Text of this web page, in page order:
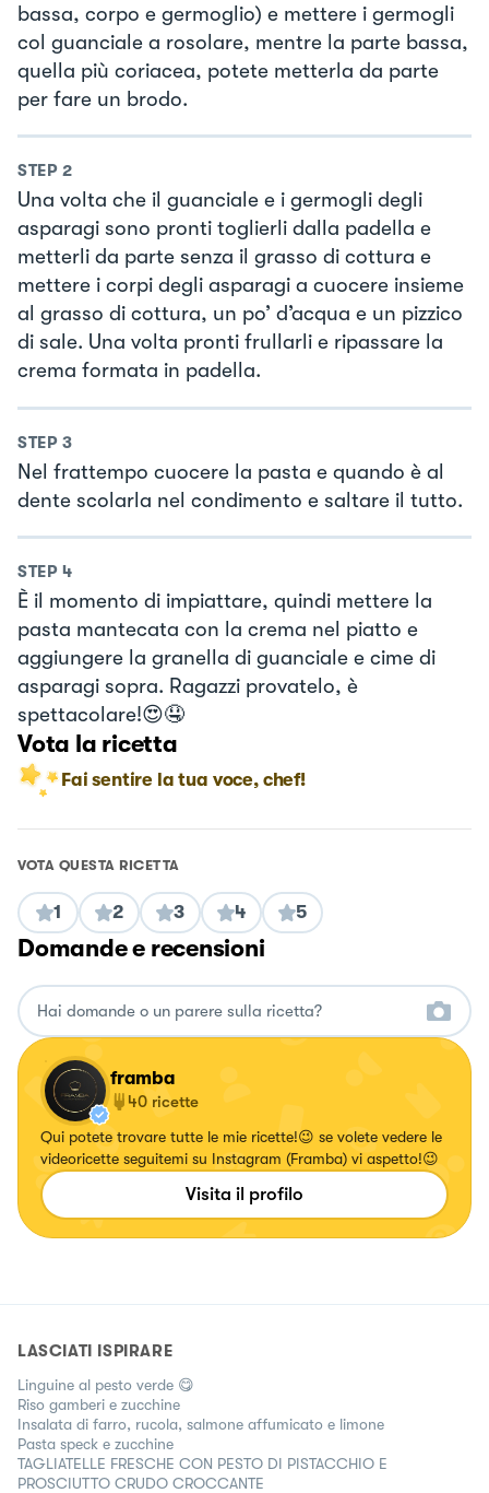
bassa, corpo e germoglio) e mettere i germogli
col guanciale a rosolare, mentre la parte bassa,
quella più coriacea, potete metterla da parte
per fare un brodo.
STEP 2
Una volta che il guanciale e i germogli degli
asparagi sono pronti toglierli dalla padella e
metterli da parte senza il grasso di cottura e
mettere i corpi degli asparagi a cuocere insieme
al grasso di cottura, un po’ d’acqua e un pizzico
di sale. Una volta pronti frullarli e ripassare la
crema formata in padella.
STEP 3
Nel frattempo cuocere la pasta e quando è al
dente scolarla nel condimento e saltare il tutto.
STEP 4
È il momento di impiattare, quindi mettere la
pasta mantecata con la crema nel piatto e
aggiungere la granella di guanciale e cime di
asparagi sopra. Ragazzi provatelo, è
spettacolare!😍🤤
Vota la ricetta
Fai sentire la tua voce, chef!
VOTA QUESTA RICETTA
1 2 3 4 5
Domande e recensioni
framba
40 ricette
Qui potete trovare tutte le mie ricette!😉 se volete vedere le
videoricette seguitemi su Instagram (Framba) vi aspetto!😉
Visita il profilo
LASCIATI ISPIRARE
Linguine al pesto verde 😋
Riso gamberi e zucchine
Insalata di farro, rucola, salmone affumicato e limone
Pasta speck e zucchine
TAGLIATELLE FRESCHE CON PESTO DI PISTACCHIO E
PROSCIUTTO CRUDO CROCCANTE